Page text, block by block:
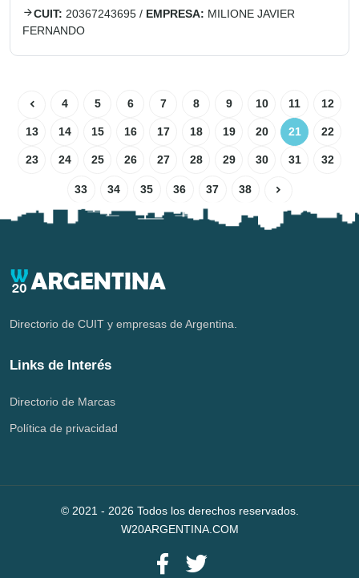
CUIT: 20367243695 / EMPRESA: MILIONE JAVIER
FERNANDO
4 5 6 7 8 9 10 11 12
13 14 15 16 17 18 19 20 21 22
23 24 25 26 27 28 29 30 31 32
33 34 35 36 37 38
Directorio de CUIT y empresas de Argentina.
Links de Interés
Directorio de Marcas
Política de privacidad
© 2021 - 2026 Todos los derechos reservados.
W20ARGENTINA.COM